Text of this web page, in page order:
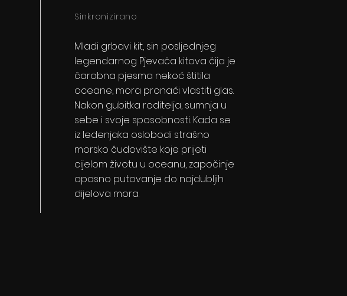
Sinkronizirano
Mladi grbavi kit, sin posljednjeg
legendarnog Pjevača kitova čija je
čarobna pjesma nekoć štitila
oceane, mora pronaći vlastiti glas.
Nakon gubitka roditelja, sumnja u
sebe i svoje sposobnosti. Kada se
iz ledenjaka oslobodi strašno
morsko čudovište koje prijeti
cijelom životu u oceanu, započinje
opasno putovanje do najdubljih
dijelova mora.